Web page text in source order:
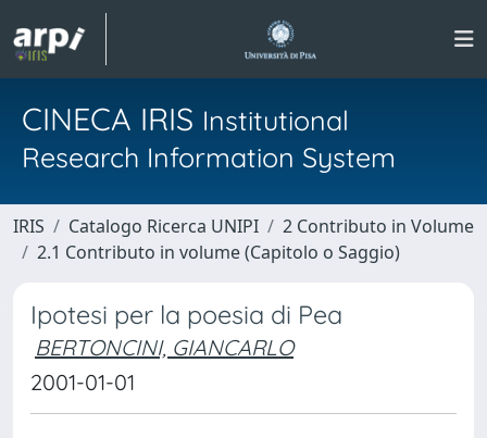
CINECA IRIS Institutional
Research Information System
IRIS Catalogo Ricerca UNIPI
2 Contributo in Volume
2.1 Contributo in volume (Capitolo o Saggio)
Ipotesi per la poesia di Pea
BERTONCINI, GIANCARLO
2001-01-01